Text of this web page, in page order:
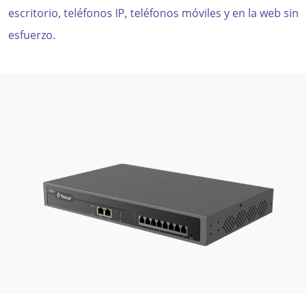
escritorio, teléfonos IP, teléfonos móviles y en la web sin
esfuerzo.